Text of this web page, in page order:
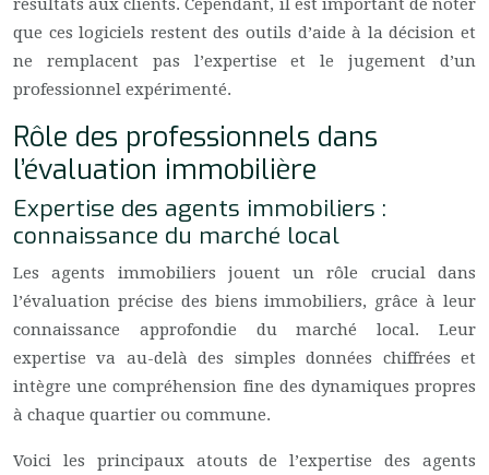
résultats aux clients. Cependant, il est important de noter
que ces logiciels restent des outils d’aide à la décision et
ne remplacent pas l’expertise et le jugement d’un
professionnel expérimenté.
Rôle des professionnels dans
l’évaluation immobilière
Expertise des agents immobiliers :
connaissance du marché local
Les agents immobiliers jouent un rôle crucial dans
l’évaluation précise des biens immobiliers, grâce à leur
connaissance approfondie du marché local. Leur
expertise va au-delà des simples données chiffrées et
intègre une compréhension fine des dynamiques propres
à chaque quartier ou commune.
Voici les principaux atouts de l’expertise des agents